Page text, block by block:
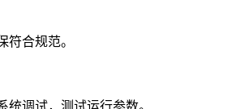
符合规范。
统调试，测试运行参数。